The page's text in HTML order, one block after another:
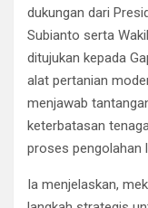
dukungan dari
Subianto serta
ditujukan kepada
alat pertanian
menjawab
keterbatasan
proses pengolahan
Ia menjelaskan,